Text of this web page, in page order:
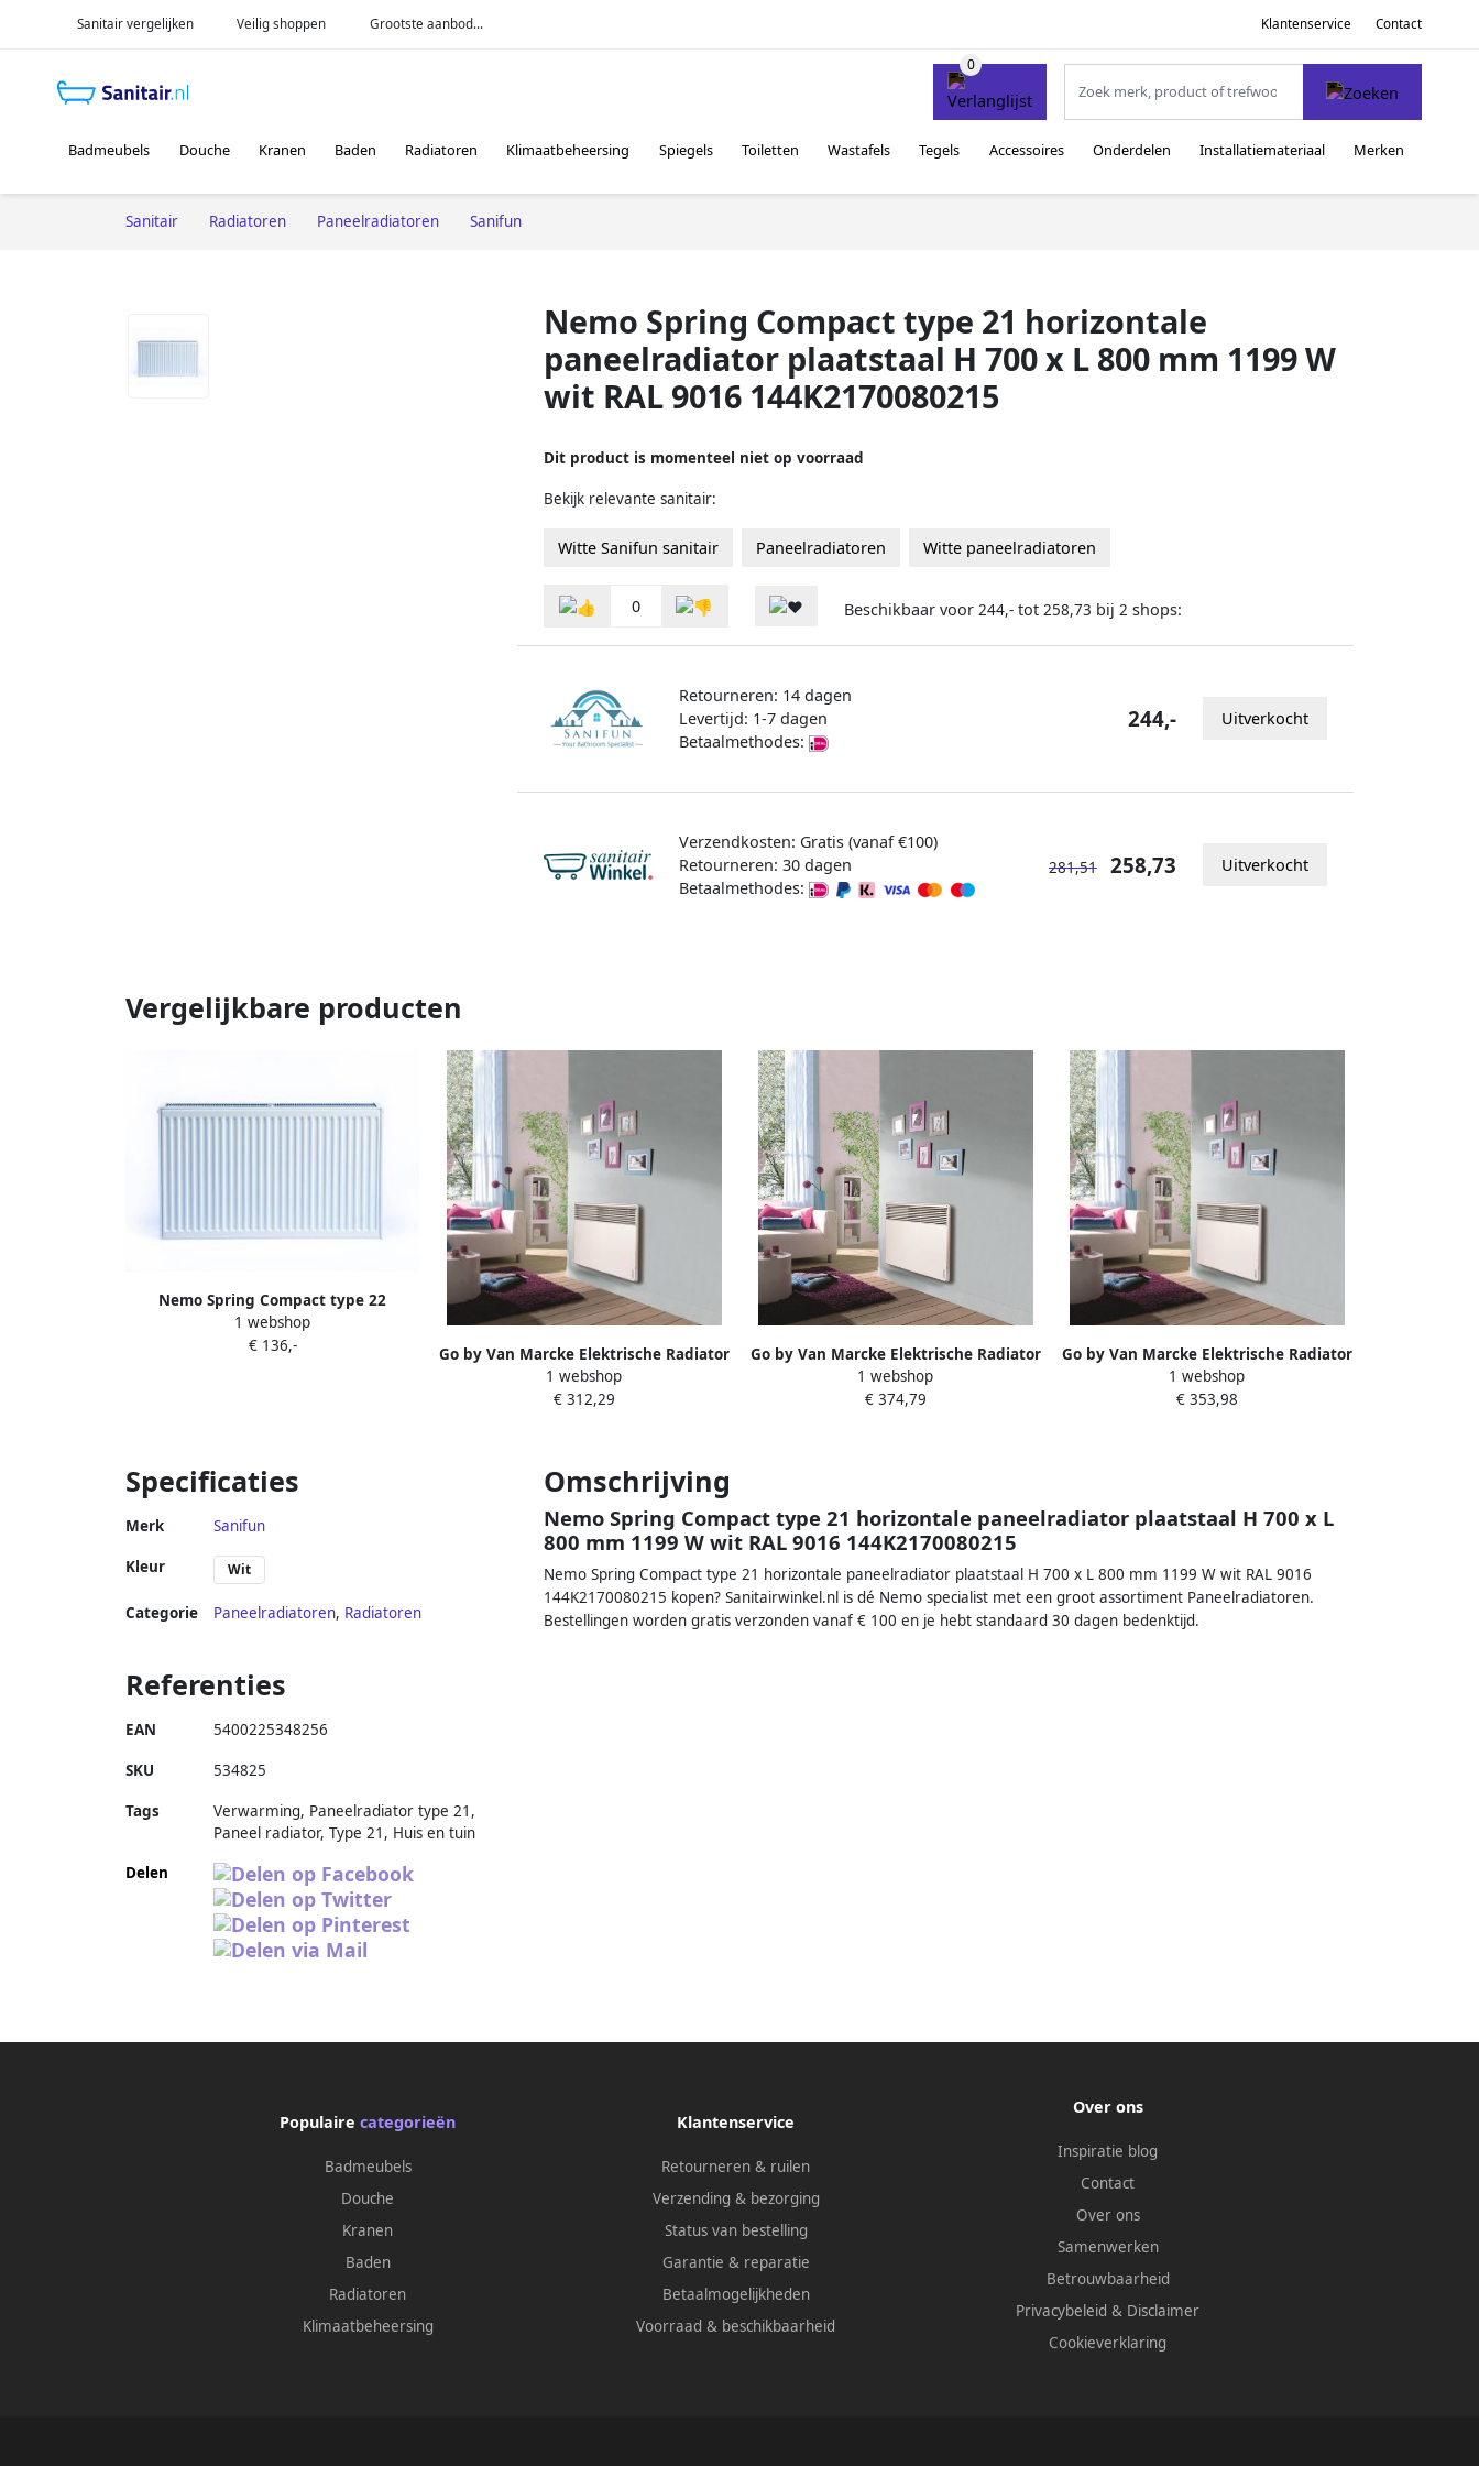
Sanitair vergelijken Veilig shoppen Grootste aanbod... Klantenservice Contact
Badmeubels Douche Kranen Baden Radiatoren Klimaatbeheersing Spiegels Toiletten Wastafels Tegels Accessoires Onderdelen Installatiemateriaal Merken
Sanitair Radiatoren Paneelradiatoren Sanifun
Nemo Spring Compact type 21 horizontale
paneelradiator plaatstaal H 700 x L 800 mm 1199 W
wit RAL 9016 144K2170080215
Dit product is momenteel niet op voorraad
Bekijk relevante sanitair:
Witte Sanifun sanitair Paneelradiatoren Witte paneelradiatoren
0 Beschikbaar voor 244,- tot 258,73 bij 2 shops:
Retourneren: 14 dagen
Levertijd: 1-7 dagen
Betaalmethodes:
244,- Uitverkocht
Verzendkosten: Gratis (vanaf €100)
Retourneren: 30 dagen
Betaalmethodes:
281,51 258,73 Uitverkocht
Vergelijkbare producten
Nemo Spring Compact type 22
horizontale paneelradiator plaatstaal
H 400 x L 500 mm 601 W wit RAL 9016
1 webshop
€ 136,-
Go by Van Marcke Elektrische Radiator
Van Marcke Atlantic 1000W
1 webshop
€ 312,29
Go by Van Marcke Elektrische Radiator
Van Marcke Atlantic 2000W
1 webshop
€ 374,79
Go by Van Marcke Elektrische Radiator
Van Marcke Atlantic 1500W
1 webshop
€ 353,98
Specificaties
Merk Sanifun
Kleur Wit
Categorie Paneelradiatoren, Radiatoren
Omschrijving
Nemo Spring Compact type 21 horizontale paneelradiator plaatstaal H 700 x L
800 mm 1199 W wit RAL 9016 144K2170080215
Nemo Spring Compact type 21 horizontale paneelradiator plaatstaal H 700 x L 800 mm 1199 W wit RAL 9016
144K2170080215 kopen? Sanitairwinkel.nl is dé Nemo specialist met een groot assortiment Paneelradiatoren.
Bestellingen worden gratis verzonden vanaf € 100 en je hebt standaard 30 dagen bedenktijd.
Referenties
EAN 5400225348256
SKU 534825
Tags
Verwarming, Paneelradiator type 21,
Paneel radiator, Type 21, Huis en tuin
Delen
Populaire categorieën
Badmeubels
Douche
Kranen
Baden
Radiatoren
Klimaatbeheersing
Klantenservice
Retourneren & ruilen
Verzending & bezorging
Status van bestelling
Garantie & reparatie
Betaalmogelijkheden
Voorraad & beschikbaarheid
Over ons
Inspiratie blog
Contact
Over ons
Samenwerken
Betrouwbaarheid
Privacybeleid & Disclaimer
Cookieverklaring